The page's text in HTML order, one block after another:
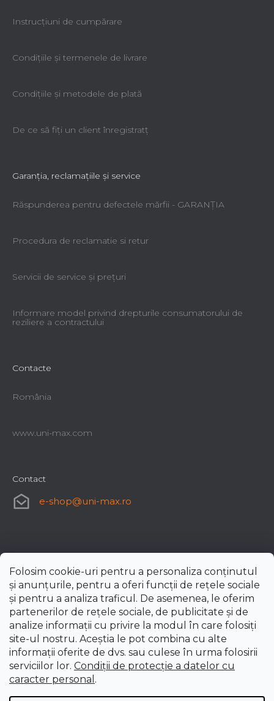
Folosim cookie-uri pentru a personaliza conținutul
și anunțurile, pentru a oferi funcții de rețele sociale
și pentru a analiza traficul. De asemenea, le oferim
partenerilor de rețele sociale, de publicitate și de
analize informații cu privire la modul în care folosiți
site-ul nostru. Aceștia le pot combina cu alte
informații oferite de dvs. sau culese în urma folosirii
serviciilor lor. Condiții de protecție a datelor cu
caracter personal .
Instrucțiuni de cumpărare
Condiţiile şi termenele de livrare
Condiţiile şi metodele de plată
De ce să fiţi un client înregistratţ
Garanţia, reclamaţiile şi service
Răspunderea pentru defectele mărfii - GARANŢIA
Procedura de reclamatie si retur
Servicii de service şi preţuri
Informare model privind drepturile consumatorului de
reziliere a contractului
Contacte
România
www.uni-max.com
Contact
e-shop@uni-max.ro